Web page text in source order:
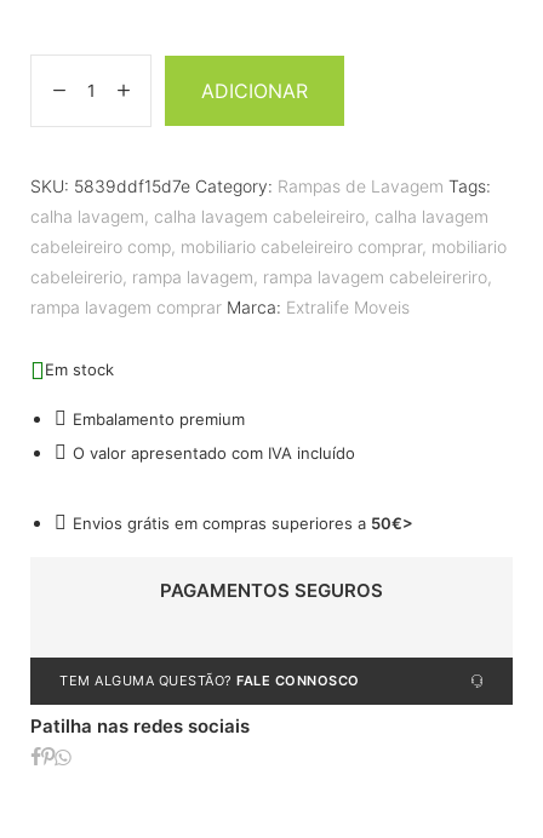
ADICIONAR
SKU: 5839ddf15d7e Category: Rampas de Lavagem Tags:
calha lavagem, calha lavagem cabeleireiro, calha lavagem
cabeleireiro comp, mobiliario cabeleireiro comprar, mobiliario
cabeleirerio, rampa lavagem, rampa lavagem cabeleireriro,
rampa lavagem comprar Marca: Extralife Moveis
Em stock
Embalamento premium
O valor apresentado com IVA incluído
Envios grátis em compras superiores a 50€>
PAGAMENTOS SEGUROS
TEM ALGUMA QUESTÃO? FALE CONNOSCO
Patilha nas redes sociais